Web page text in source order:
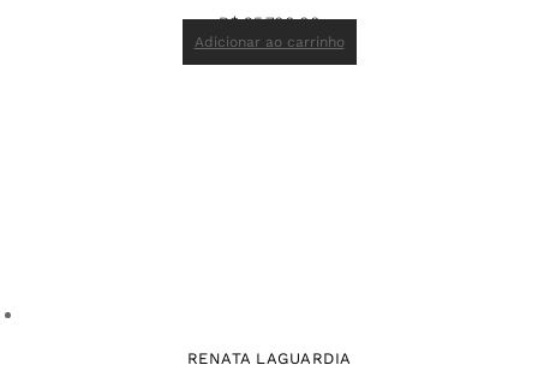
R$25.700,00
Adicionar ao carrinho
RENATA LAGUARDIA